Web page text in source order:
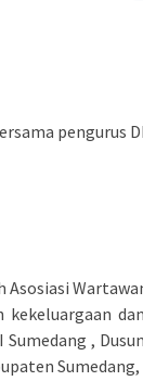
pengurus
kekeluargaan
,